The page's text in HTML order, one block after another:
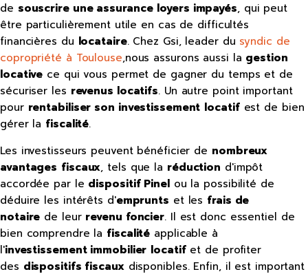
de souscrire une assurance loyers impayés, qui peut
être particulièrement utile en cas de difficultés
financières du locataire. Chez Gsi, leader du syndic de
copropriété à Toulouse,nous assurons aussi la gestion
locative ce qui vous permet de gagner du temps et de
sécuriser les revenus locatifs. Un autre point important
pour rentabiliser son investissement locatifest de bien
gérer la fiscalité.
Les investisseurs peuvent bénéficier de nombreux
avantages fiscaux, tels que la réduction d'impôt
accordée par le dispositif Pinelou la possibilité de
déduire les intérêts d'emprunts et les frais de
notaire de leur revenu foncier. Il est donc essentiel de
bien comprendre la fiscalité applicable à
l'investissement immobilier locatifet de profiter
des dispositifs fiscauxdisponibles. Enfin, il est important